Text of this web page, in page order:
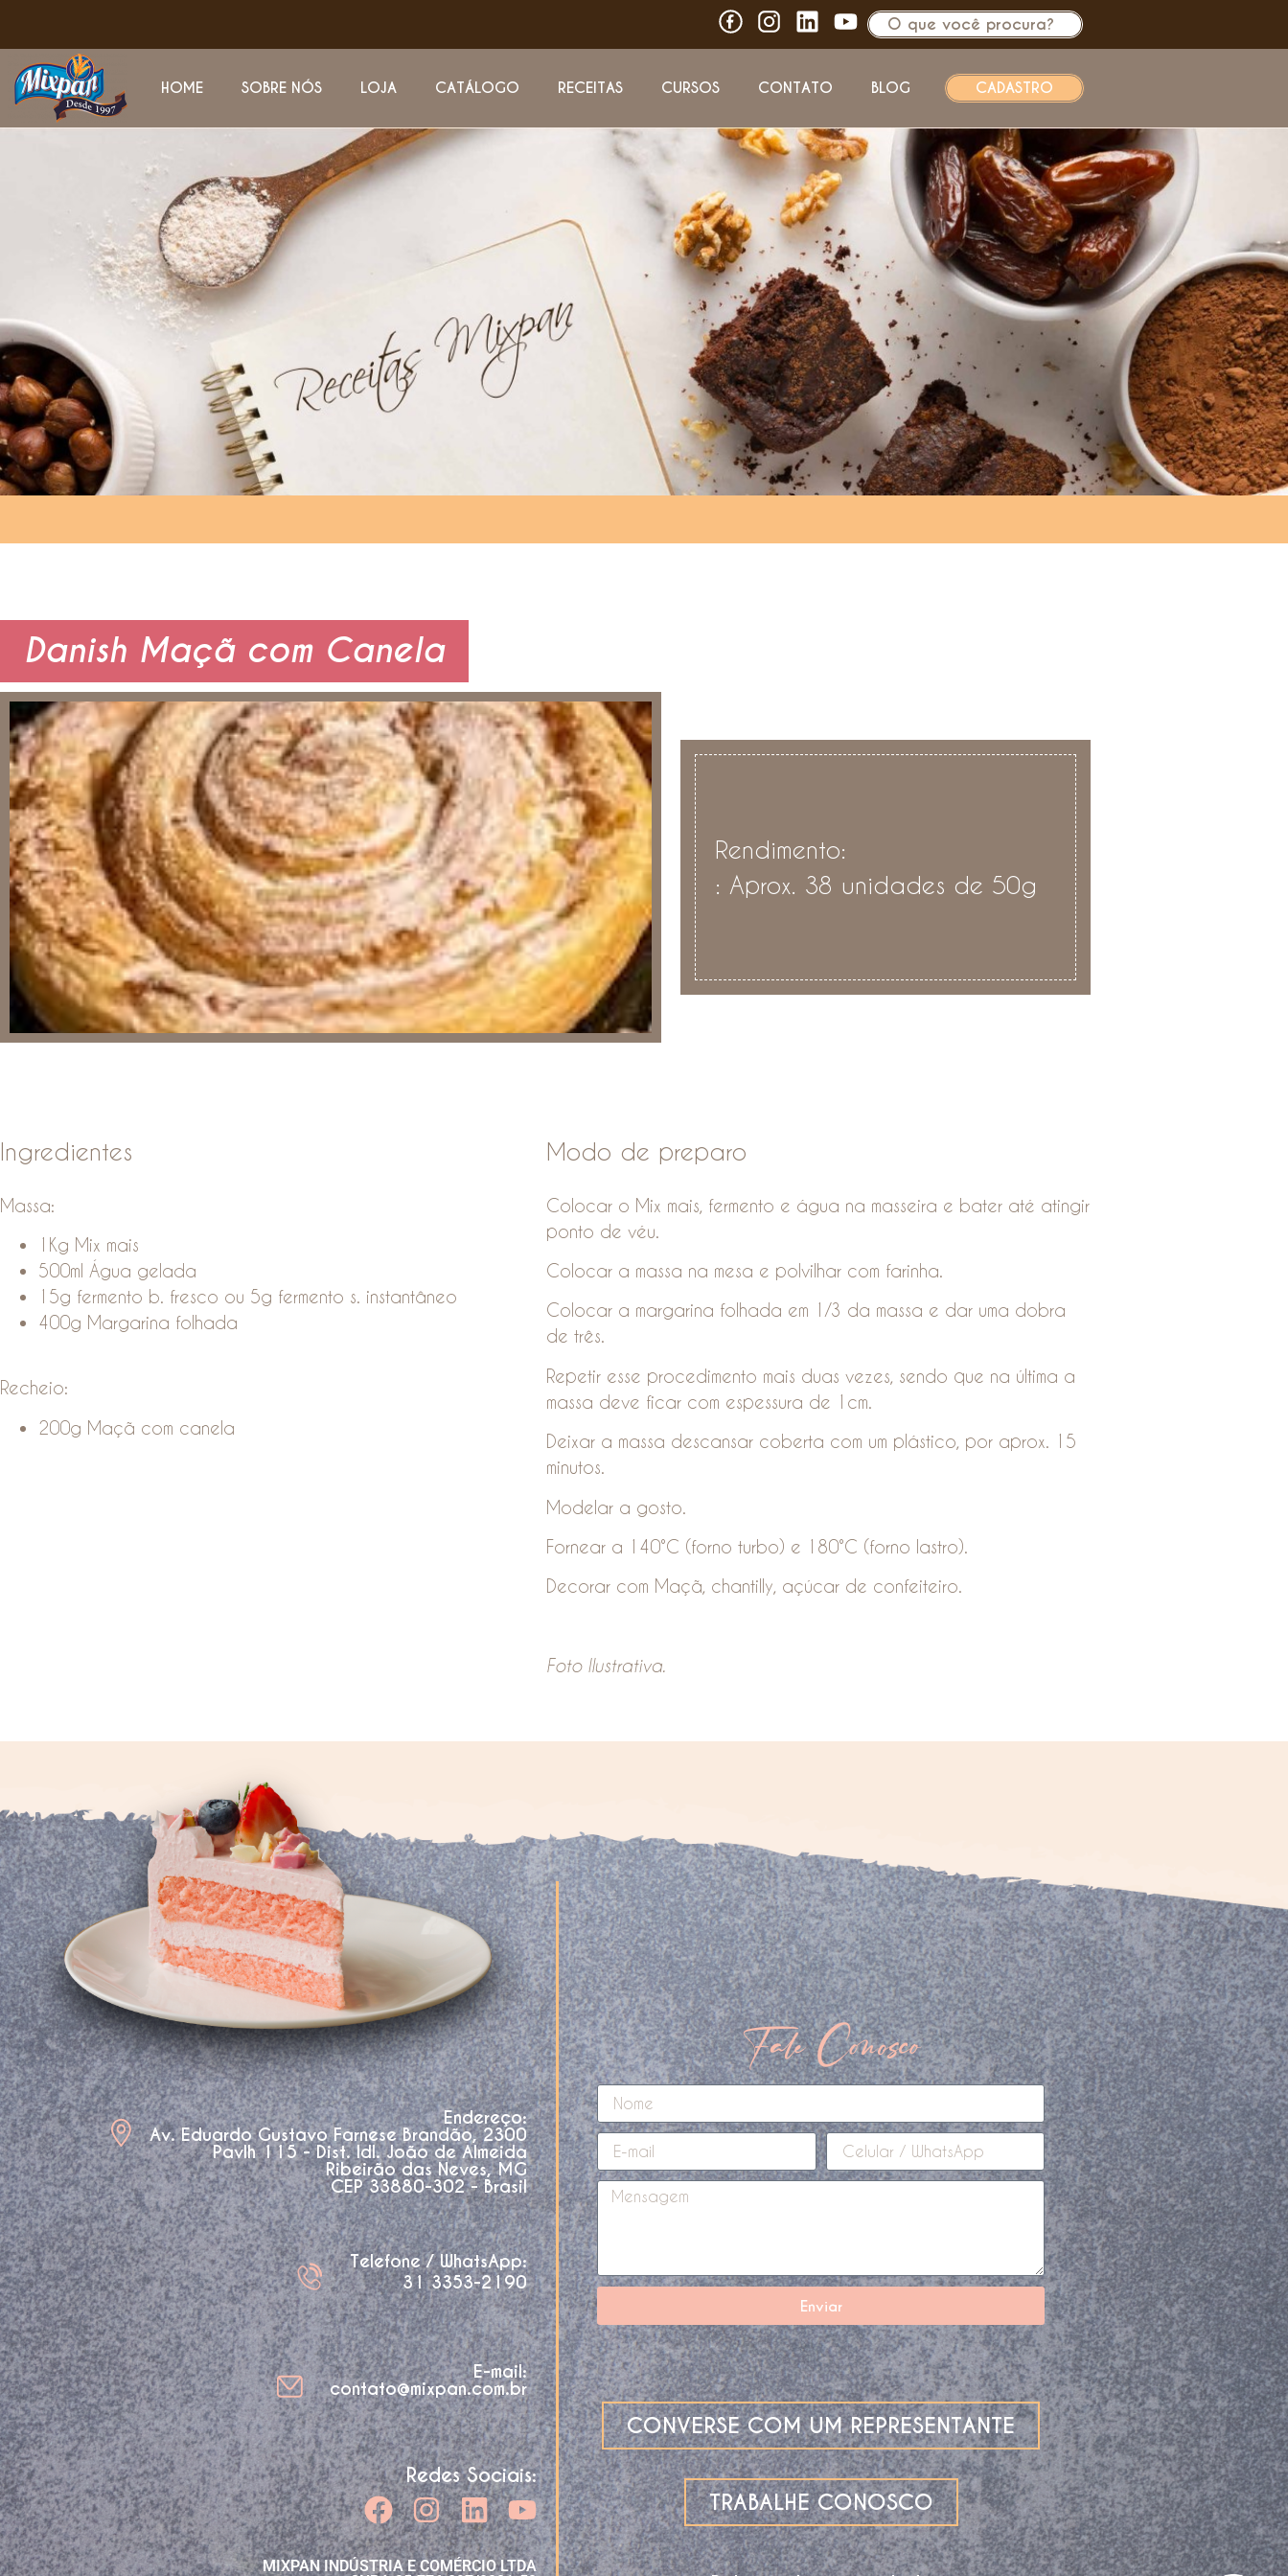
HOME SOBRE NÓS LOJA CATÁLOGO RECEITAS CURSOS CONTATO BLOG CADASTRO
Danish Maçã com Canela
Rendimento:
: Aprox. 38 unidades de 50g
Ingredientes
Massa:
1Kg Mix mais
500ml Água gelada
15g fermento b. fresco ou 5g fermento s. instantâneo
400g Margarina folhada
Recheio:
200g Maçã com canela
Modo de preparo
Colocar o Mix mais, fermento e água na masseira e bater até atingir
ponto de véu.
Colocar a massa na mesa e polvilhar com farinha.
Colocar a margarina folhada em 1/3 da massa e dar uma dobra
de três.
Repetir esse procedimento mais duas vezes, sendo que na última a
massa deve ficar com espessura de 1cm.
Deixar a massa descansar coberta com um plástico, por aprox. 15
minutos.
Modelar a gosto.
Fornear a 140°C (forno turbo) e 180°C (forno lastro).
Decorar com Maçã, chantilly, açúcar de confeiteiro.
Foto Ilustrativa.
Endereço:
Av. Eduardo Gustavo Farnese Brandão, 2300
Pavlh 115 - Dist. Idl. João de Almeida
Ribeirão das Neves, MG
CEP 33880-302 - Brasil
Telefone / WhatsApp:
31 3353-2190
E-mail:
contato@mixpan.com.br
Redes Sociais:
MIXPAN INDÚSTRIA E COMÉRCIO LTDA
Fale Conosco
Enviar
CONVERSE COM UM REPRESENTANTE
TRABALHE CONOSCO